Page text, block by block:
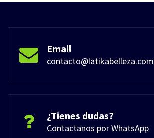
Email
contacto@latikabelleza.com
¿Tienes dudas?
Contactanos por WhatsApp